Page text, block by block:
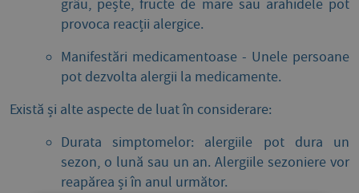
grâu, pește, fructe de mare sau arahidele pot
provoca reacții alergice.
Manifestări medicamentoase - Unele persoane
pot dezvolta alergii la medicamente.
Există și alte aspecte de luat în considerare:
Durata simptomelor: alergiile pot dura un
sezon, o lună sau un an. Alergiile sezoniere vor
reapărea și în anul următor.